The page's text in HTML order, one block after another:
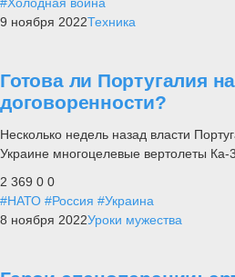
9 ноября 2022Техника
Готова ли Португалия
договоренности?
Несколько недель назад власти
Украине многоцелевые вертолеты Ка-
2 369 0 0
#НАТО #Россия #Украина
8 ноября 2022Уроки мужества